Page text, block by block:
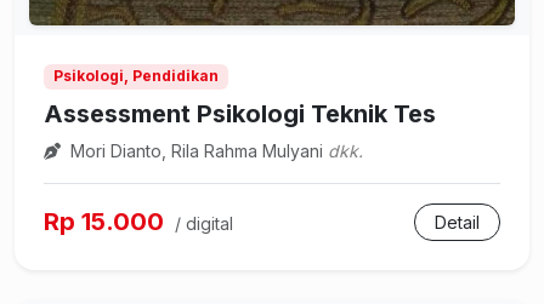
Psikologi, Pendidikan
Assessment Psikologi Teknik Tes
Mori Dianto, Rila Rahma Mulyani dkk.
Rp 15.000 / digital Detail